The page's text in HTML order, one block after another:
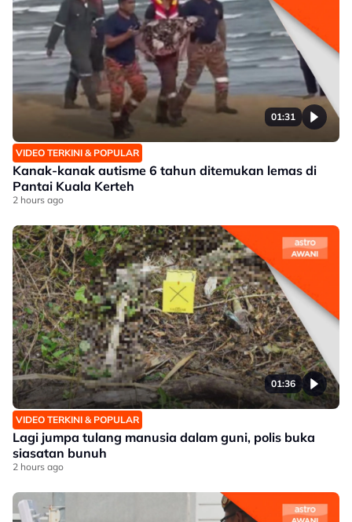
01:31
VIDEO TERKINI & POPULAR
Kanak-kanak autisme 6 tahun ditemukan lemas di
Pantai Kuala Kerteh
2 hours ago
01:36
VIDEO TERKINI & POPULAR
Lagi jumpa tulang manusia dalam guni, polis buka
siasatan bunuh
2 hours ago